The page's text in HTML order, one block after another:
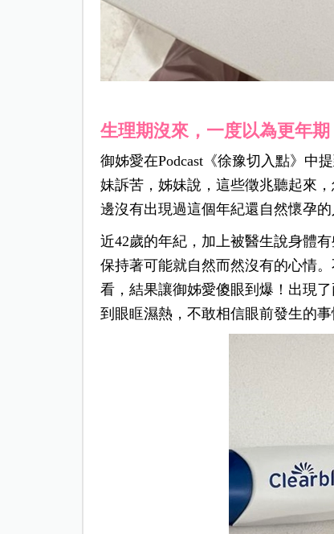
生理期沒來，一度以為更年期
御姊愛在Podcast《徐豫切入點》中
妹訴苦，姊妹說，這些徵兆聽起來
邊沒有出現過這個年紀還自然懷孕
近42歲的年紀，加上被醫生說身體
保持著可能就自然而然沒有的心情
看，結果讓御姊愛傻眼到爆！出現
到眼眶濕熱，不敢相信眼前發生的事